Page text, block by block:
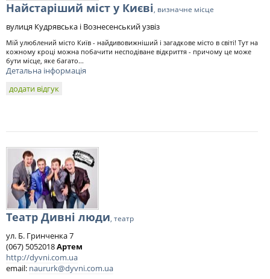
Найстаріший міст у Києві, визначне місце
вулиця Кудрявська і Вознесенський узвіз
Мій улюблений місто Київ - найдивовижніший і загадкове місто в світі! Тут на
кожному кроці можна побачити несподіване відкриття - причому це може
бути місце, яке багато...
Детальна інформація
додати відгук
Театр Дивні люди, театр
ул. Б. Гринченка 7
(067) 5052018Артем
http://dyvni.com.ua
email: naururk@dyvni.com.ua